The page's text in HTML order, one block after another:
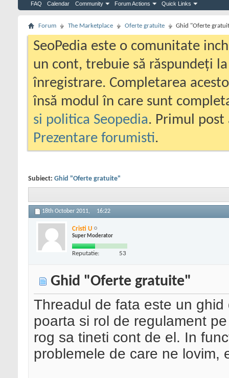
FAQ Calendar Community Forum Actions Quick Links
Forum The Marketplace Oferte gratuite Ghid "Oferte
SeoPedia este o comunitate
un cont, trebuie să răspundeți
înregistrare. Completarea
însă modul în care sunt
si politica Seopedia. Primul
Prezentare forumisti.
Subiect: Ghid "Oferte gratuite"
18th October 2011, 16:22
Cristi U
Super Moderator
Reputatie: 53
Ghid "Oferte gratuite"
Threadul de fata este un
poarta si rol de regulament
rog sa tineti cont de el. In
problemele de care ne lovim,